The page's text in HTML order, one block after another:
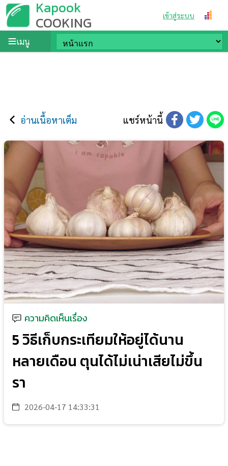
Kapook
COOKING เข้าสู่ระบบ
เมนู
อ่านเนื้อหาเต็ม แชร์หน้านี้
ความคิดเห็นเรื่อง
5 วิธีเก็บกระเทียมให้อยู่ได้นาน
หลายเดือน ตุนได้ไม่เน่าเสียไม่ขึ้น
รา
2026-04-17 14:33:31